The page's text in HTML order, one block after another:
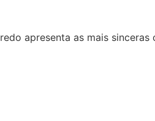
apresenta as mais